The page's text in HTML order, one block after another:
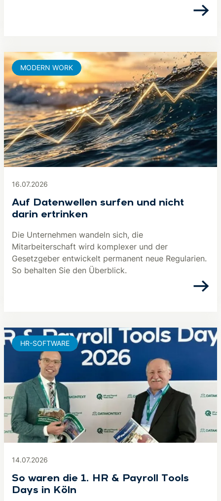
16.07.2026
Auf Datenwellen surfen und nicht
darin ertrinken
Die Unternehmen wandeln sich, die
Mitarbeiterschaft wird komplexer und der
Gesetzgeber entwickelt permanent neue Regularien.
So behalten Sie den Überblick.
MODERN WORK
14.07.2026
So waren die 1. HR & Payroll Tools
Days in Köln
HR-SOFTWARE